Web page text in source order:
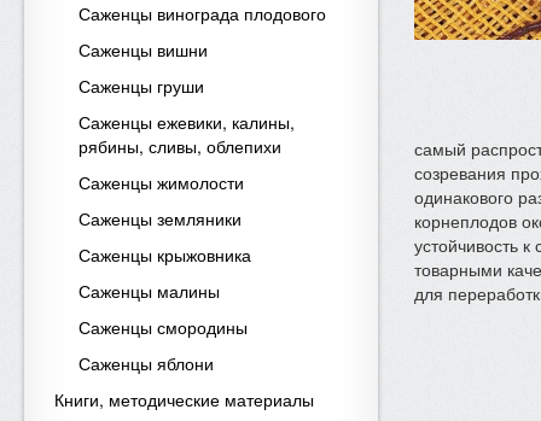
Саженцы винограда плодового
Саженцы вишни
Саженцы груши
Саженцы ежевики, калины,
рябины, сливы, облепихи
Саженцы жимолости
Саженцы земляники
Саженцы крыжовника
Саженцы малины
Саженцы смородины
Саженцы яблони
Книги, методические материалы
самый
созревания
одинакового
корнеплодов
устойчивость
товарными
для